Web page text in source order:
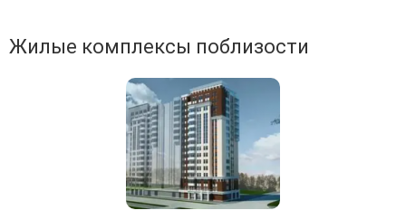
Жилые комплексы поблизости